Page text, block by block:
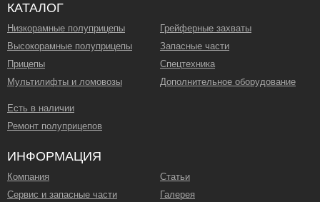
КАТАЛОГ
Низкорамные полуприцепы
Высокорамные полуприцепы
Прицепы
Мультилифты и ломовозы
Грейферные захваты
Запасные части
Спецтехника
Дополнительное оборудование
Есть в наличии
Ремонт полуприцепов
ИНФОРМАЦИЯ
Компания
Сервис и запасные части
Статьи
Галерея